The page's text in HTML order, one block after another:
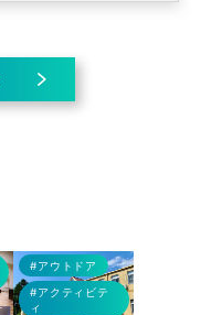
#アウトドア
#アクティビテ
ィ